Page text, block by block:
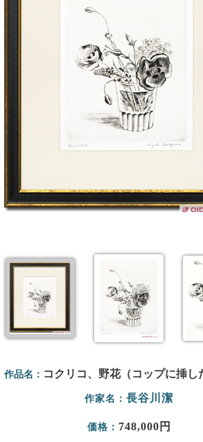
作品名： コクリコ、野花（コップに挿し
作家名： 長谷川潔
価格： 748,000円